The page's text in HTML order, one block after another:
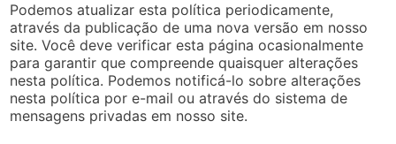
Podemos atualizar esta política periodicamente,
através da publicação de uma nova versão em nosso
site. Você deve verificar esta página ocasionalmente
para garantir que compreende quaisquer alterações
nesta política. Podemos notificá-lo sobre alterações
nesta política por e-mail ou através do sistema de
mensagens privadas em nosso site.